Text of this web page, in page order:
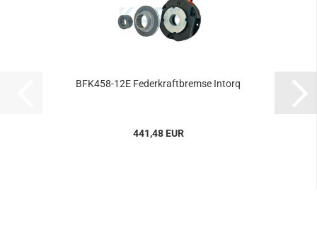
BFK458-​​12E Fe­der­kraft­brem­se In­torq
441,48 EUR